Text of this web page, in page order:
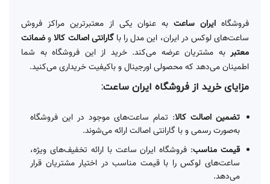
فروشگاه ایران ساعتبه عنوان یکی از معتبرترین مراکز فروش
ساعت‌های لوکس در ایران، این مدل را باگارانتی اصالت کالاوضمانت
معتبر به مشتریان عرضه می‌کند. خرید از این فروشگاه به شما
اطمینان می‌دهد که محصولی اورجینال و باکیفیت خریداری می‌کنید.
مزایای خرید از فروشگاه ایران ساعت:
تضمین اصالت کالا: تمام ساعت‌های موجود در این فروشگاه
به‌صورت رسمی و با گارانتی اصالت ارائه می‌شوند.
قیمت مناسب: فروشگاه ایران ساعت با ارائه تخفیف‌های ویژه،
ساعت‌های لوکس را با قیمت مناسب در اختیار مشتریان قرار
می‌دهد.